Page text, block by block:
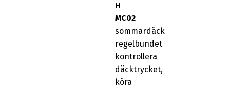
H
MC02
sommardäck
regelbundet
kontrollera
däcktrycket,
köra